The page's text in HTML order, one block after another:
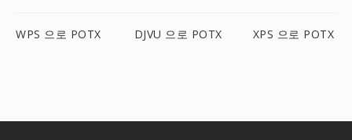
WPS 으로 POTX DJVU 으로 POTX XPS 으로 POTX